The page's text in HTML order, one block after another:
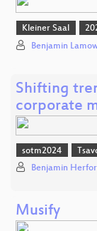
Kleiner Saal
Benjamin
Shifting
corporate
sotm2024
Benjamin
Musify